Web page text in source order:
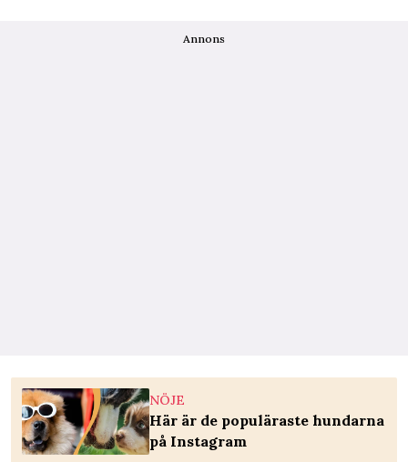
Annons
NÖJE
Här är de populäraste hundarna
på Instagram